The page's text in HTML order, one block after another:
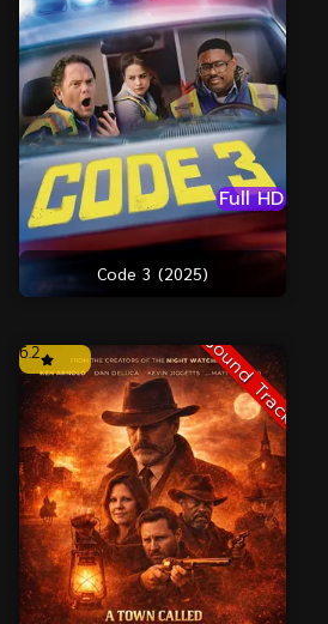
Full HD
Code 3 (2025)
Sound Track
6.2